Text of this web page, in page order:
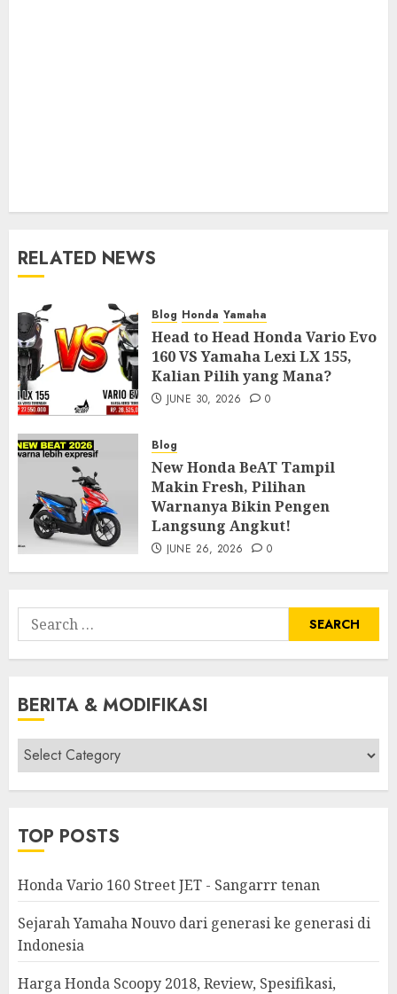
RELATED NEWS
Blog Honda Yamaha
Head to Head Honda Vario Evo
160 VS Yamaha Lexi LX 155,
Kalian Pilih yang Mana?
JUNE 30, 2026 0
Blog
New Honda BeAT Tampil
Makin Fresh, Pilihan
Warnanya Bikin Pengen
Langsung Angkut!
JUNE 26, 2026 0
Search
for:
BERITA & MODIFIKASI
Berita
&
Modifikasi
TOP POSTS
Honda Vario 160 Street JET - Sangarrr tenan
Sejarah Yamaha Nouvo dari generasi ke generasi di
Indonesia
Harga Honda Scoopy 2018, Review, Spesifikasi,